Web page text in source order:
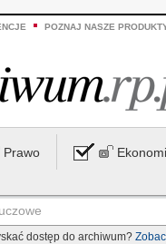
POZNAJ NASZE
Prawo
dostęp do archiwum?